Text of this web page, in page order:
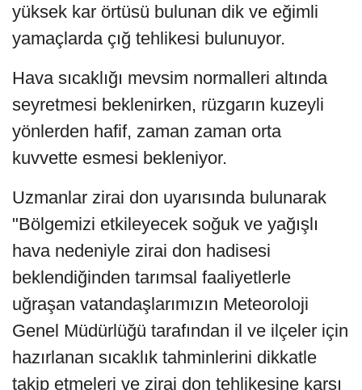
yüksek kar örtüsü bulunan dik ve eğimli
yamaçlarda çığ tehlikesi bulunuyor.
Hava sıcaklığı mevsim normalleri altında
seyretmesi beklenirken, rüzgarın kuzeyli
yönlerden hafif, zaman zaman orta
kuvvette esmesi bekleniyor.
Uzmanlar zirai don uyarısında bulunarak
"Bölgemizi etkileyecek soğuk ve yağışlı
hava nedeniyle zirai don hadisesi
beklendiğinden tarımsal faaliyetlerle
uğraşan vatandaşlarımızın Meteoroloji
Genel Müdürlüğü tarafından il ve ilçeler için
hazırlanan sıcaklık tahminlerini dikkatle
takip etmeleri ve zirai don tehlikesine karşı